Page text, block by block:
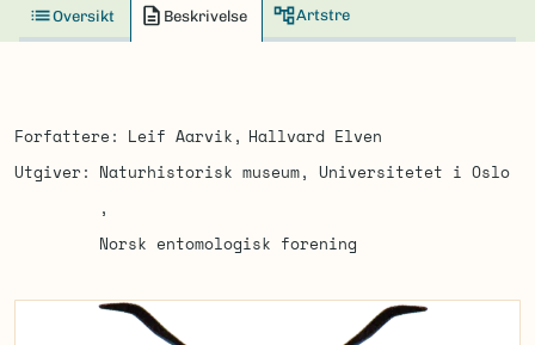
Oversikt Beskrivelse Artstre
Forfattere Leif Aarvik
Hallvard Elven
Utgiver
Naturhistorisk museum, Universitetet i Oslo
Norsk entomologisk forening